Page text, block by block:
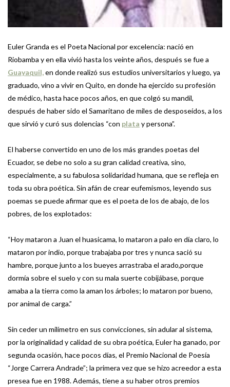
Euler Granda es el Poeta Nacional por excelencia: nació en
Riobamba y en ella vivió hasta los veinte años, después se fue a
Guayaquil,en donde realizó sus estudios universitarios y luego, ya
graduado, vino a vivir en Quito, en donde ha ejercido su profesión
de médico, hasta hace pocos años, en que colgó su mandil,
después de haber sido el Samaritano de miles de desposeídos, a los
que sirvió y curó sus dolencias “con plata y persona”.
El haberse convertido en uno de los más grandes poetas del
Ecuador, se debe no solo a su gran calidad creativa, sino,
especialmente, a su fabulosa solidaridad humana, que se refleja en
toda su obra poética. Sin afán de crear eufemismos, leyendo sus
poemas se puede afirmar que es el poeta de los de abajo, de los
pobres, de los explotados:
“Hoy mataron a Juan el huasicama, lo mataron a palo en día claro, lo
mataron por indio, porque trabajaba por tres y nunca sació su
hambre, porque junto a los bueyes arrastraba el arado,porque
dormía sobre el suelo y con su mala suerte cobijábase, porque
amaba a la tierra como la aman los árboles; lo mataron por bueno,
por animal de carga.”
Sin ceder un milímetro en sus convicciones, sin adular al sistema,
por la originalidad y calidad de su obra poética, Euler ha ganado, por
segunda ocasión, hace pocos días, el Premio Nacional de Poesía
“Jorge Carrera Andrade”; la primera vez que se hizo acreedor a esta
presea fue en 1988. Además, tiene a su haber otros premios